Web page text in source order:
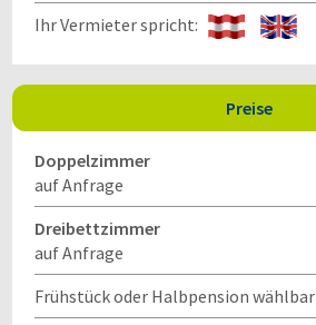
Ihr Vermieter spricht:
Preise
Doppelzimmer
auf Anfrage
Dreibettzimmer
auf Anfrage
Frühstück oder Halbpension wählbar